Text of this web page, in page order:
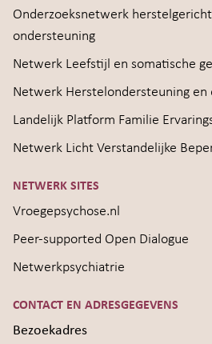
Onderzoeksnetwerk
ondersteuning
Netwerk Leefstijl en somatische
Netwerk Herstelondersteuning en
Landelijk Platform Familie
Netwerk Licht Verstandelijke
NETWERK SITES
Vroegepsychose.nl
Peer-supported Open Dialogue
Netwerkpsychiatrie
CONTACT EN ADRESGEGEVENS
Bezoekadres